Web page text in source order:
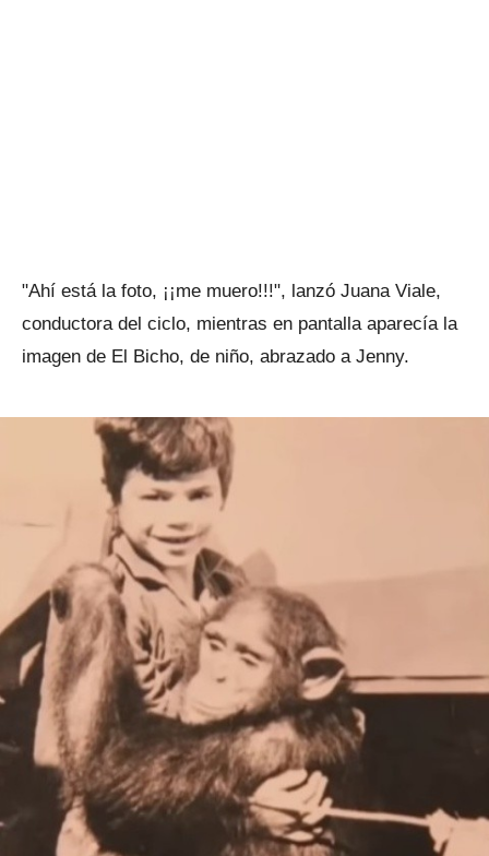
"Ahí está la foto, ¡¡me muero!!!", lanzó Juana Viale,
conductora del ciclo, mientras en pantalla aparecía la
imagen de El Bicho, de niño, abrazado a Jenny.